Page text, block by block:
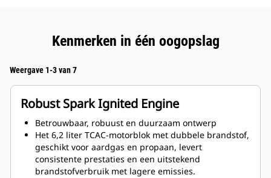
Kenmerken in één oogopslag
Weergave 1-3 van 7
Robust Spark Ignited Engine
Betrouwbaar, robuust en duurzaam ontwerp
Het 6,2 liter TCAC-motorblok met dubbele brandstof,
geschikt voor aardgas en propaan, levert
consistente prestaties en een uitstekend
brandstofverbruik met lagere emissies.